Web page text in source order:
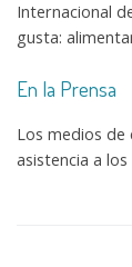
Internacional
gusta:
En la Prensa
Los medios de
asistencia a